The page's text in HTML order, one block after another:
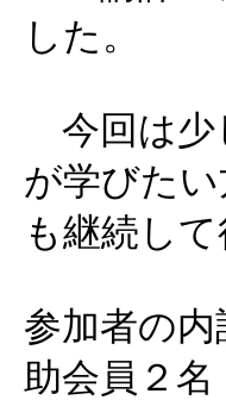
した。
今回は少
が学びた
も継続し
参加者の
助会員２名